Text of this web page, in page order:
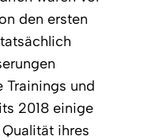
den ersten
Trainings und
2018 einige
ihres